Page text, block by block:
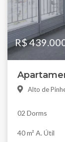
R$
Alto de
02 Dorms
40 m² A. Útil